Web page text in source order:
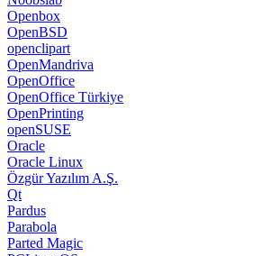
Openbox
OpenBSD
openclipart
OpenMandriva
OpenOffice
OpenOffice Türkiye
OpenPrinting
openSUSE
Oracle
Oracle Linux
Özgür Yazılım A.Ş.
Qt
Pardus
Parabola
Parted Magic